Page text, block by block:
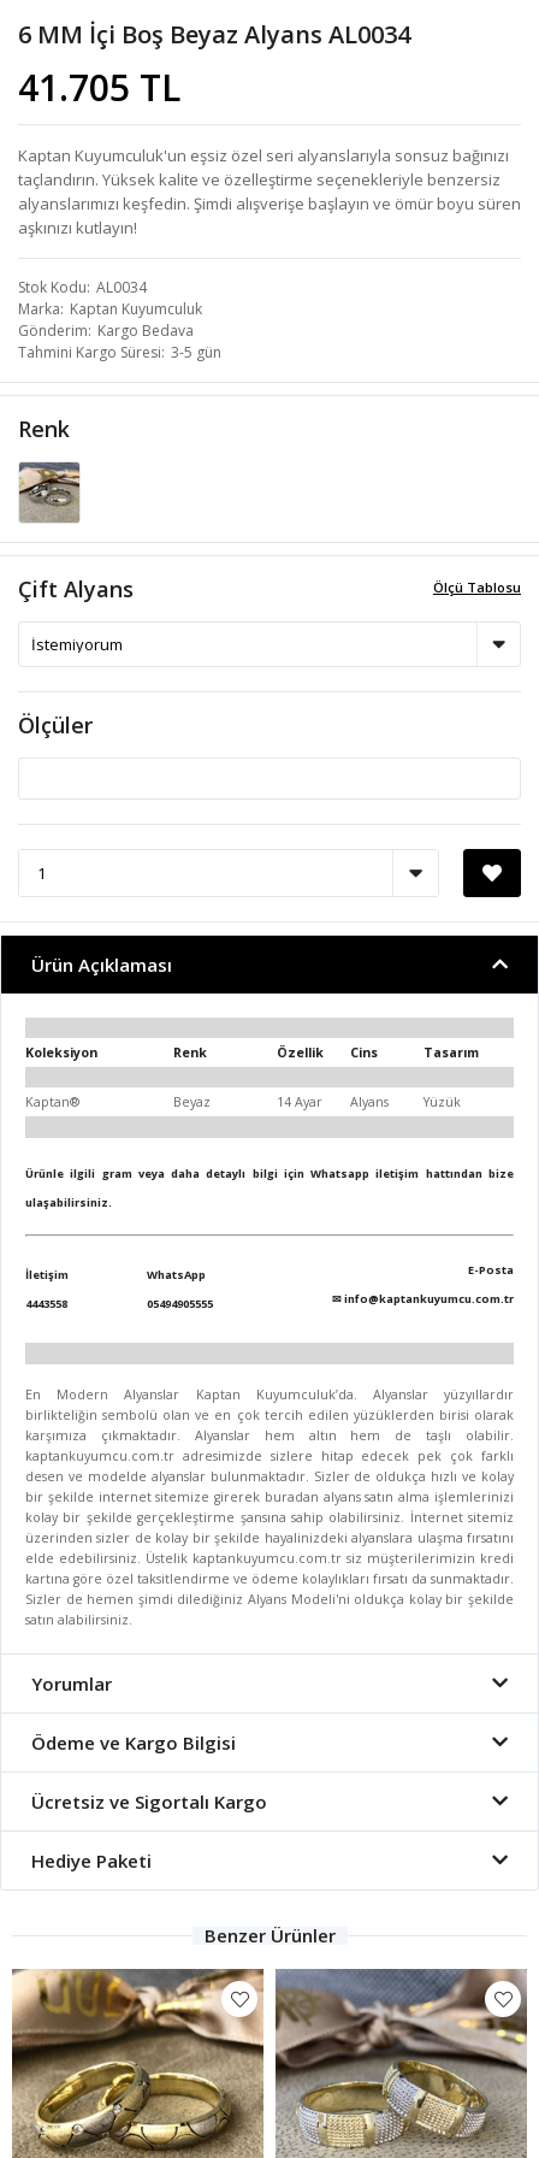
6 MM İçi Boş Beyaz Alyans AL0034
41.705 TL
Kaptan Kuyumculuk'un eşsiz özel seri alyanslarıyla sonsuz bağınızı
taçlandırın. Yüksek kalite ve özelleştirme seçenekleriyle benzersiz
alyanslarımızı keşfedin. Şimdi alışverişe başlayın ve ömür boyu süren
aşkınızı kutlayın!
Stok Kodu AL0034
Marka Kaptan Kuyumculuk
Gönderim Kargo Bedava
Tahmini Kargo Süresi 3-5 gün
Renk
Ölçü Tablosu
Çift Alyans
Ölçüler
Ürün Açıklaması
Koleksiyon Renk Özellik Cins Tasarım
Kaptan® Beyaz 14 Ayar Alyans Yüzük
Ürünle ilgili gram veya daha detaylı bilgi için Whatsapp iletişim hattından bize
ulaşabilirsiniz.
İletişim
4443558
WhatsApp
05494905555
E-Posta
✉info@kaptankuyumcu.com.tr
En Modern Alyanslar Kaptan Kuyumculuk’da. Alyanslar yüzyıllardır
birlikteliğin sembolü olan ve en çok tercih edilen yüzüklerden birisi olarak
karşımıza çıkmaktadır. Alyanslar hem altın hem de taşlı olabilir.
kaptankuyumcu.com.tr adresimizde sizlere hitap edecek pek çok farklı
desen ve modelde alyanslar bulunmaktadır. Sizler de oldukça hızlı ve kolay
bir şekilde internet sitemize girerek buradan alyans satın alma işlemlerinizi
kolay bir şekilde gerçekleştirme şansına sahip olabilirsiniz. İnternet sitemiz
üzerinden sizler de kolay bir şekilde hayalinizdeki alyanslara ulaşma fırsatını
elde edebilirsiniz. Üstelik kaptankuyumcu.com.tr siz müşterilerimizin kredi
kartına göre özel taksitlendirme ve ödeme kolaylıkları fırsatı da sunmaktadır.
Sizler de hemen şimdi dilediğiniz Alyans Modeli'ni oldukça kolay bir şekilde
satın alabilirsiniz.
Yorumlar
Ödeme ve Kargo Bilgisi
Ücretsiz ve Sigortalı Kargo
Hediye Paketi
Benzer Ürünler